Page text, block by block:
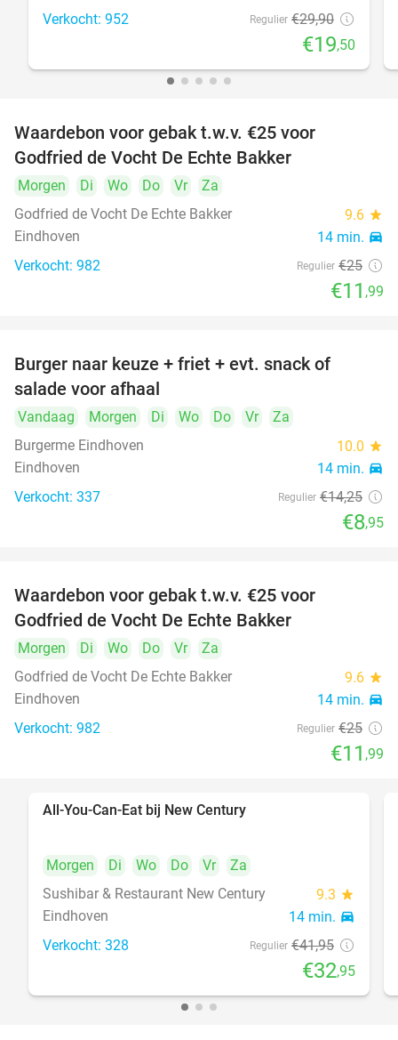
Verkocht: 952 Regulier €29,90
€19,50
Waardebon voor gebak t.w.v. €25 voor
Godfried de Vocht De Echte Bakker
Morgen Di Wo Do Vr
Za
Godfried de Vocht De Echte Bakker
9.6 star
Eindhoven 14 min. directions_car
Verkocht: 982 Regulier €25
€11 ,99
Burger naar keuze + friet + evt. snack of
salade voor afhaal
Vandaag Morgen Di Wo Do Vr
Za
Burgerme Eindhoven
10.0 star
Eindhoven 14 min. directions_car
Verkocht: 337 Regulier €14,25
€8,95
Waardebon voor gebak t.w.v. €25 voor
Godfried de Vocht De Echte Bakker
Morgen Di Wo Do Vr
Za
Godfried de Vocht De Echte Bakker
9.6 star
Eindhoven 14 min. directions_car
Verkocht: 982 Regulier €25
€11 ,99
All-You-Can-Eat bij New Century
Morgen Di Wo Do Vr
Za
Sushibar & Restaurant New Century
9.3 star
Eindhoven 14 min. directions_car
Verkocht: 328 Regulier €41,95
€32,95